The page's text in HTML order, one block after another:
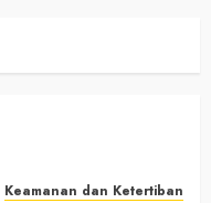
Keamanan dan Ketertiban